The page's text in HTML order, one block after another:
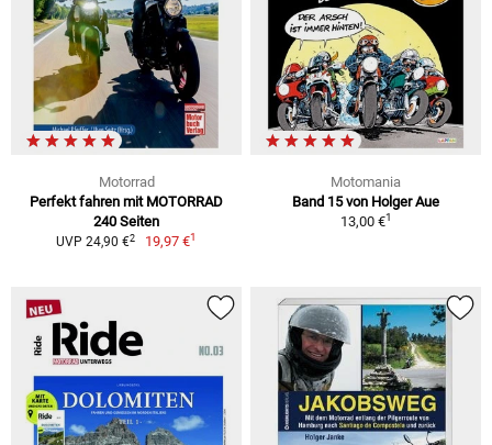
Motorrad
Perfekt fahren mit MOTORRAD
240 Seiten
UVP 24,90 €2 19,97 €1
Motomania
Band 15 von Holger Aue
13,00 €1